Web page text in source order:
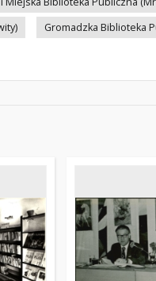
Gromadzka Biblioteka